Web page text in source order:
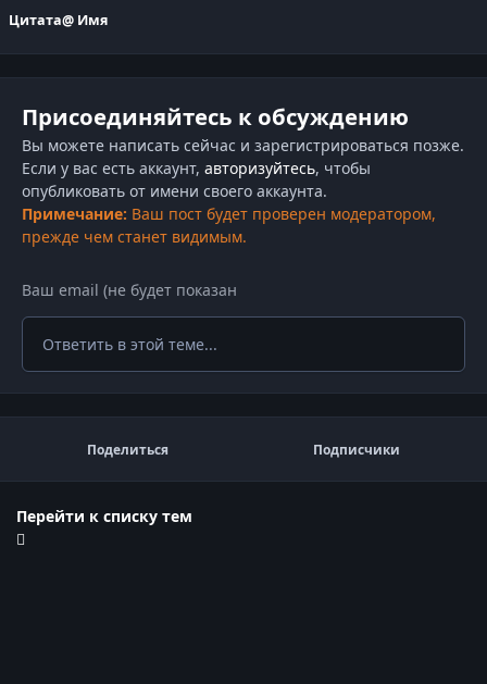
Цитата@ Имя
Присоединяйтесь к обсуждению
Вы можете написать сейчас и зарегистрироваться позже.
Если у вас есть аккаунт, авторизуйтесь, чтобы
опубликовать от имени своего аккаунта.
Примечание: Ваш пост будет проверен модератором,
прежде чем станет видимым.
Ответить в этой теме...
Поделиться Подписчики
Перейти к списку тем